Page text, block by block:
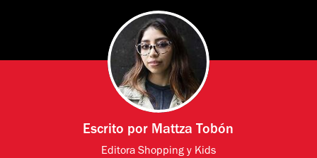
Escrito por Mattza Tobón
Editora Shopping y Kids